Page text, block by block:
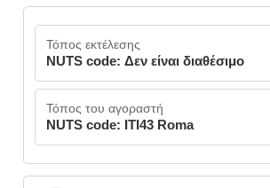
Τόπος εκτέλεσης
NUTS code: Δεν είναι διαθέσιμο
Τόπος του αγοραστή
NUTS code: ITI43 Roma